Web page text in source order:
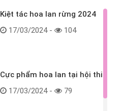
Kiệt tác hoa lan rừng 2024
17/03/2024 -
104
Cực phẩm hoa lan tại hội thi
17/03/2024 -
79